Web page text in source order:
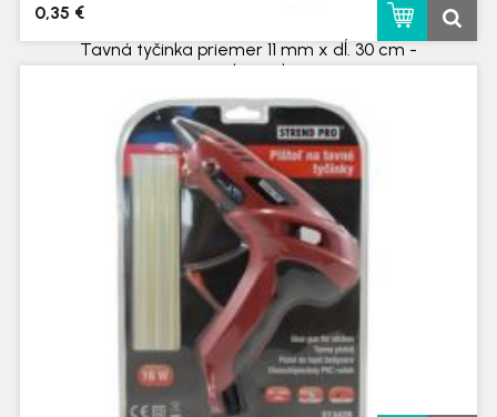
Tavná tyčinka priemer 11 mm x dĺ. 30 cm -
predaj na ks
skladom
0,35 €